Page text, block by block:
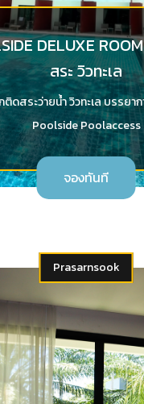
DELUXE
สระ วิวทะเล
ดสระว่ายน้ำ วิวทะเล บรรยา
Poolside Poolaccess
จองทันที
Prasarnsook